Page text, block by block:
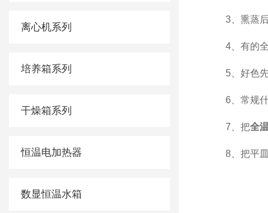
离心机系列
培养箱系列
干燥箱系列
恒温电加热器
数显恒温水箱
3、熏蒸后
4、有的全
5、好色先
6、常规什
7、把全
8、把平皿